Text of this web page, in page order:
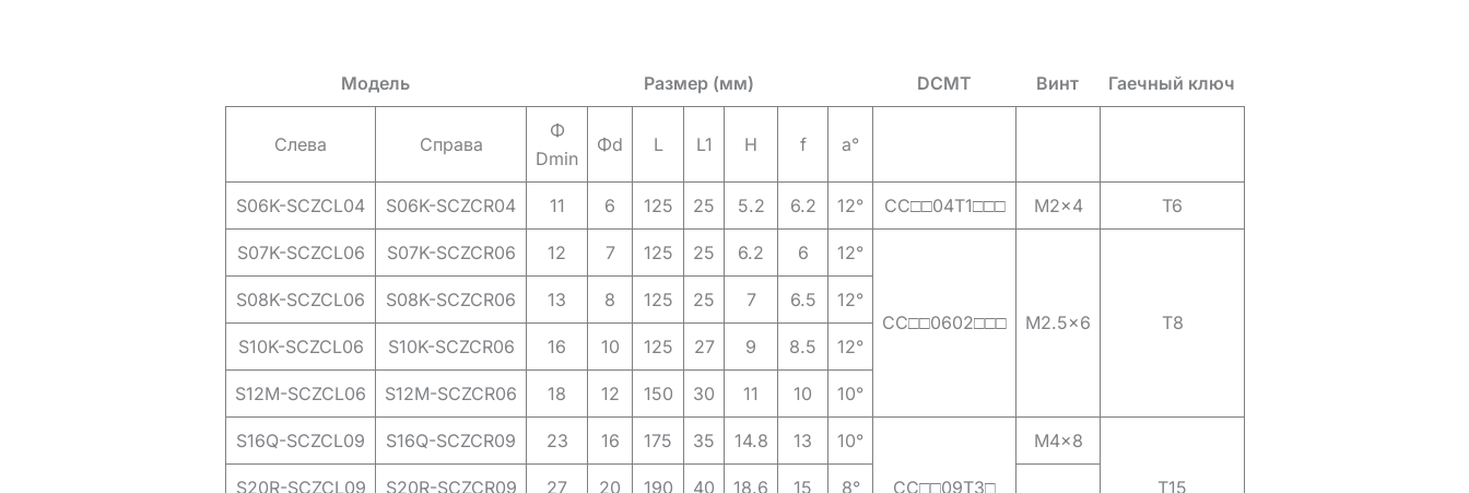
Модель Размер (мм) DCMT Винт Гаечный ключ
Слева Справа
Φ
Dmin
Φd L L1 H f a°
S06K-SCZCL04 S06K-SCZCR04 11 6 125 25 5.2 6.2 12° CC□□04T1□□□ M2x4 T6
S07K-SCZCL06 S07K-SCZCR06 12 7 125 25 6.2 6 12°
CC□□0602□□□ M2.5×6 T8
S08K-SCZCL06 S08K-SCZCR06 13 8 125 25 7 6.5 12°
S10K-SCZCL06 S10K-SCZCR06 16 10 125 27 9 8.5 12°
S12M-SCZCL06 S12M-SCZCR06 18 12 150 30 11 10 10°
S16Q-SCZCL09 S16Q-SCZCR09 23 16 175 35 14.8 13 10°
CC□□09T3□
M4x8
T15
S20R-SCZCL09 S20R-SCZCR09 27 20 190 40 18.6 15
8°